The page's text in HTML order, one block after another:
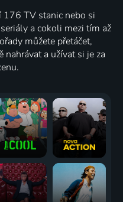
TV stanic nebo si
a cokoli mezi tím až
můžete přetáčet,
nahrávat a užívat si je za